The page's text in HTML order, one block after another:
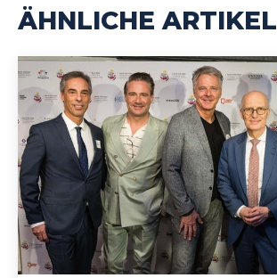
ÄHNLICHE ARTIKEL